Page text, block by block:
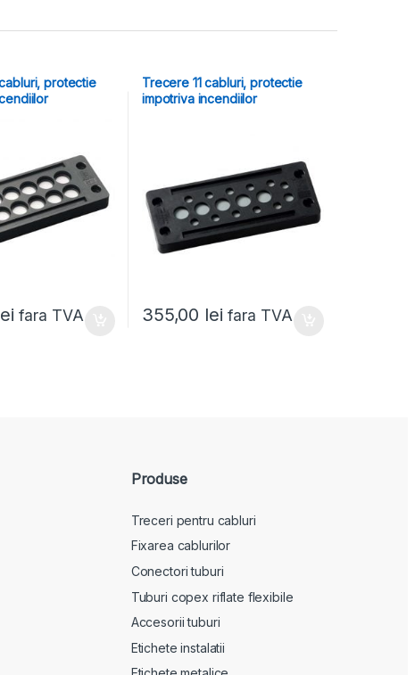
protectie
fara TVA
Trecere 11 cabluri, protectie
impotriva incendiilor
355,00 lei fara TVA
Produse
Treceri pentru cabluri
Fixarea cablurilor
Conectori tuburi
Tuburi copex riflate flexibile
Accesorii tuburi
Etichete instalatii